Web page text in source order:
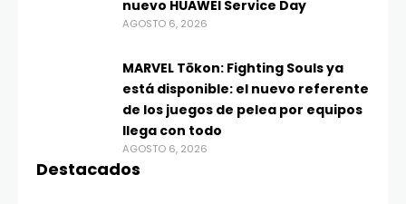
nuevo HUAWEI Service Day
AGOSTO 6, 2026
MARVEL Tōkon: Fighting Souls ya
está disponible: el nuevo referente
de los juegos de pelea por equipos
llega con todo
AGOSTO 6, 2026
Destacados